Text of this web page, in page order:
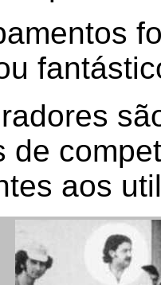
de
aos